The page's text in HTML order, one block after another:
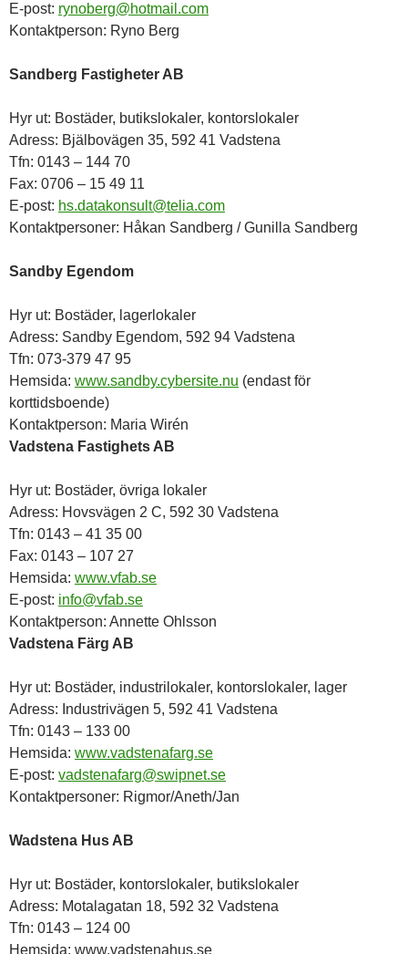
E-post: rynoberg@hotmail.com
Kontaktperson: Ryno Berg
Sandberg Fastigheter AB
Hyr ut: Bostäder, butikslokaler, kontorslokaler
Adress: Bjälbovägen 35, 592 41 Vadstena
Tfn: 0143 – 144 70
Fax: 0706 – 15 49 11
E-post: hs.datakonsult@telia.com
Kontaktpersoner: Håkan Sandberg / Gunilla Sandberg
Sandby Egendom
Hyr ut: Bostäder, lagerlokaler
Adress: Sandby Egendom, 592 94 Vadstena
Tfn: 073-379 47 95
Hemsida: www.sandby.cybersite.nu (endast för
korttidsboende)
Kontaktperson: Maria Wirén
Vadstena Fastighets AB
Hyr ut: Bostäder, övriga lokaler
Adress: Hovsvägen 2 C, 592 30 Vadstena
Tfn: 0143 – 41 35 00
Fax: 0143 – 107 27
Hemsida: www.vfab.se
E-post: info@vfab.se
Kontaktperson: Annette Ohlsson
Vadstena Färg AB
Hyr ut: Bostäder, industrilokaler, kontorslokaler, lager
Adress: Industrivägen 5, 592 41 Vadstena
Tfn: 0143 – 133 00
Hemsida: www.vadstenafarg.se
E-post: vadstenafarg@swipnet.se
Kontaktpersoner: Rigmor/Aneth/Jan
Wadstena Hus AB
Hyr ut: Bostäder, kontorslokaler, butikslokaler
Adress: Motalagatan 18, 592 32 Vadstena
Tfn: 0143 – 124 00
Hemsida: www.vadstenahus.se